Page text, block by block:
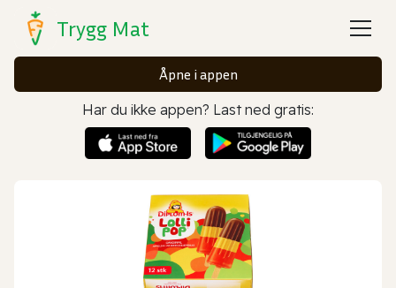
Trygg Mat
Åpne i appen
Har du ikke appen? Last ned gratis: